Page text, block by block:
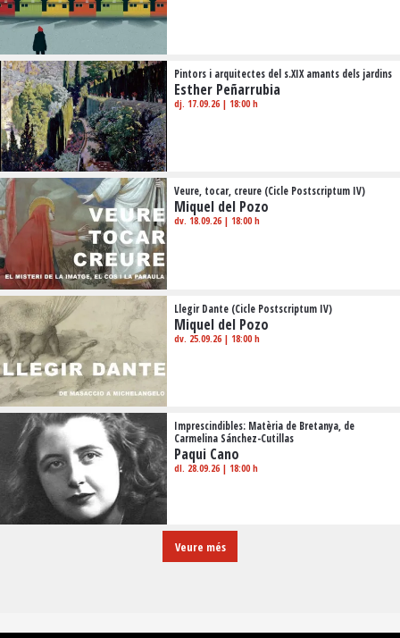
Pintors i arquitectes del s.XIX amants dels jardins
Esther Peñarrubia
dj. 17.09.26| 18:00 h
Veure, tocar, creure (Cicle Postscriptum IV)
Miquel del Pozo
dv. 18.09.26| 18:00 h
Llegir Dante (Cicle Postscriptum IV)
Miquel del Pozo
dv. 25.09.26| 18:00 h
Imprescindibles: Matèria de Bretanya, de
Carmelina Sánchez-Cutillas
Paqui Cano
dl. 28.09.26| 18:00 h
Veure més